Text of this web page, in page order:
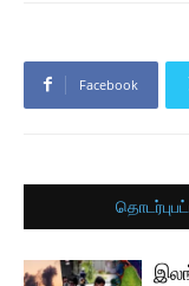
Facebook